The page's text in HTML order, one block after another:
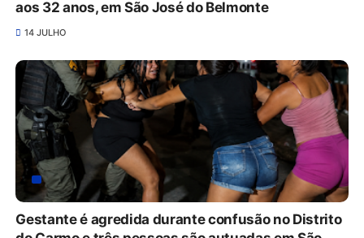
aos 32 anos, em São José do Belmonte
14 JULHO
Gestante é agredida durante confusão no Distrito